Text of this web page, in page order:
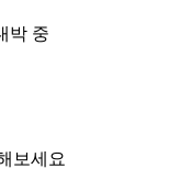
박 중
보세요